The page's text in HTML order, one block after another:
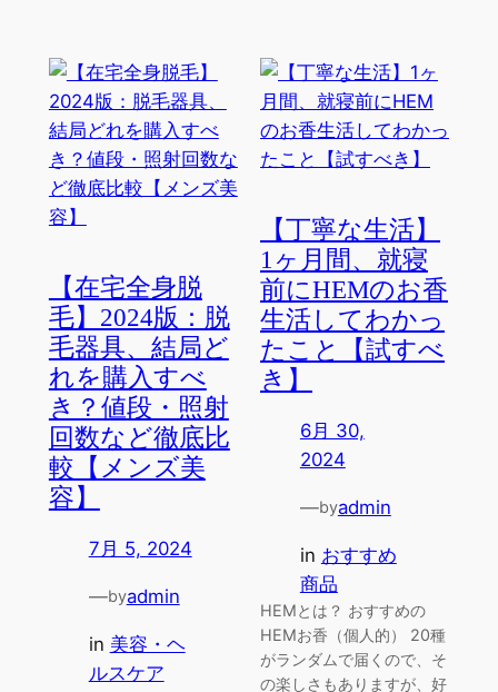
【在宅全身脱
毛】2024版：脱
毛器具、結局ど
れを購入すべ
き？値段・照射
回数など徹底比
較【メンズ美
容】
7月 5, 2024
—byadmin
in 美容・ヘ
ルスケア
【丁寧な生活】
1ヶ月間、就寝
前にHEMのお香
生活してわかっ
たこと【試すべ
き】
6月 30,
2024
—byadmin
in おすすめ
商品
HEMとは？ おすすめの
HEMお香（個人的） 20種
がランダムで届くので、そ
の楽しさもありますが、好